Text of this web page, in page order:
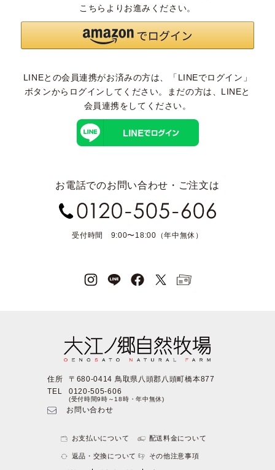
こちらよりお進みください。
LINEとの会員連携がお済みの方は、「LINEでログイン」
ボタンからログインしてください。まだの方は、 LINEと
会員連携をしてください。
お電話でのお問い合わせ・ご注文は
受付時間 9:00〜18:00（年中無休）
住所
〒680-0414 鳥取県八頭郡八頭町橋本877
TEL
0120-505-606
(受付時間9時～18時・年中無休)
お問い合わせ
お支払いについて 配送料金について
返品・交換について その他注意事項